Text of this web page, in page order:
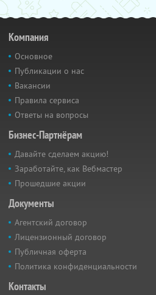
Компания
Основное
Публикации о нас
Вакансии
Правила сервиса
Ответы на вопросы
Бизнес-Партнёрам
Давайте сделаем акцию!
Заработайте, как Вебмастер
Прошедшие акции
Документы
Агентский договор
Лицензионный договор
Публичная оферта
Политика конфиденциальности
Контакты